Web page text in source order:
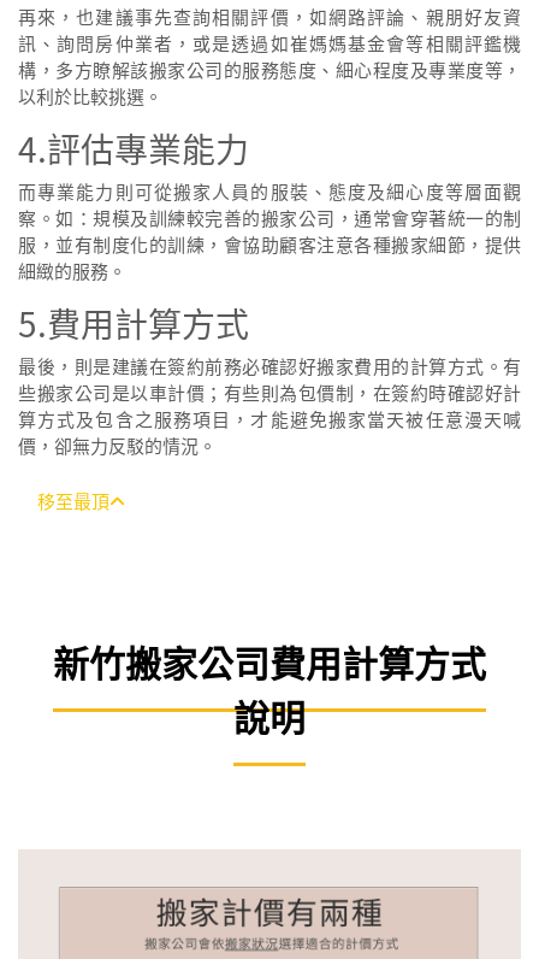
再來，也建議事先查詢相關評價，如網路評論、親朋好友資
訊、詢問房仲業者，或是透過如崔媽媽基金會等相關評鑑機
構，多方瞭解該搬家公司的服務態度、細心程度及專業度等，
以利於比較挑選。
4.評估專業能力
而專業能力則可從搬家人員的服裝、態度及細心度等層面觀
察。如：規模及訓練較完善的搬家公司，通常會穿著統一的制
服，並有制度化的訓練，會協助顧客注意各種搬家細節，提供
細緻的服務。
5.費用計算方式
最後，則是建議在簽約前務必確認好搬家費用的計算方式。有
些搬家公司是以車計價；有些則為包價制，在簽約時確認好計
算方式及包含之服務項目，才能避免搬家當天被任意漫天喊
價，卻無力反駁的情況。
移至最頂
新竹搬家公司費用計算方式
說明